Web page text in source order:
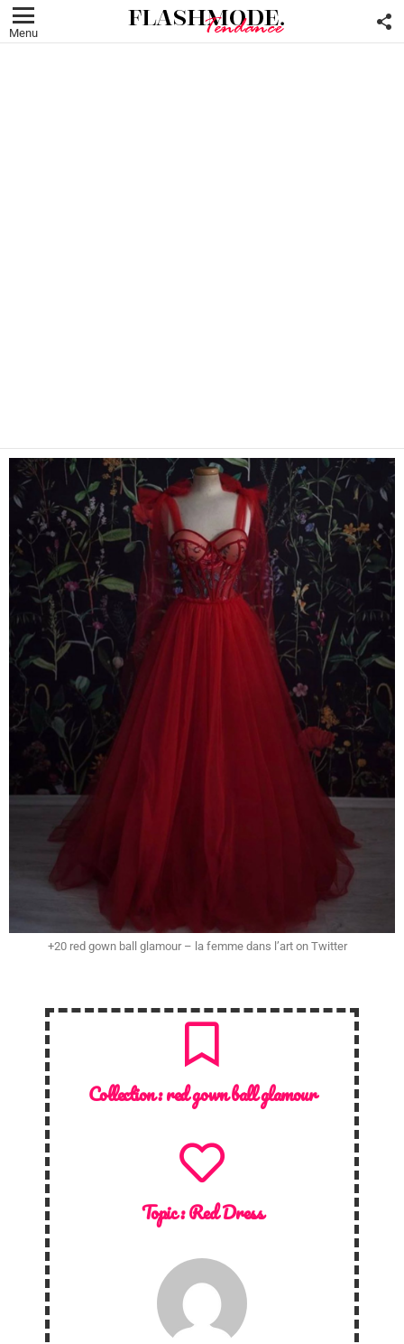
Menu
+20 red gown ball glamour – la femme dans l’art on Twitter
Collection :red gown ball glamour
Topic :Red Dress